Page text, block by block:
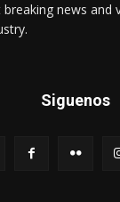
news and
Siguenos